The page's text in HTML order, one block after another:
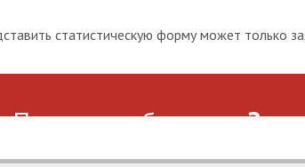
статистическую форму может только
Помогаем бизнесу